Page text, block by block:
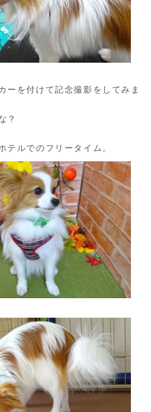
ーを付けて記念撮影をしてみま
？
テルでのフリータイム。